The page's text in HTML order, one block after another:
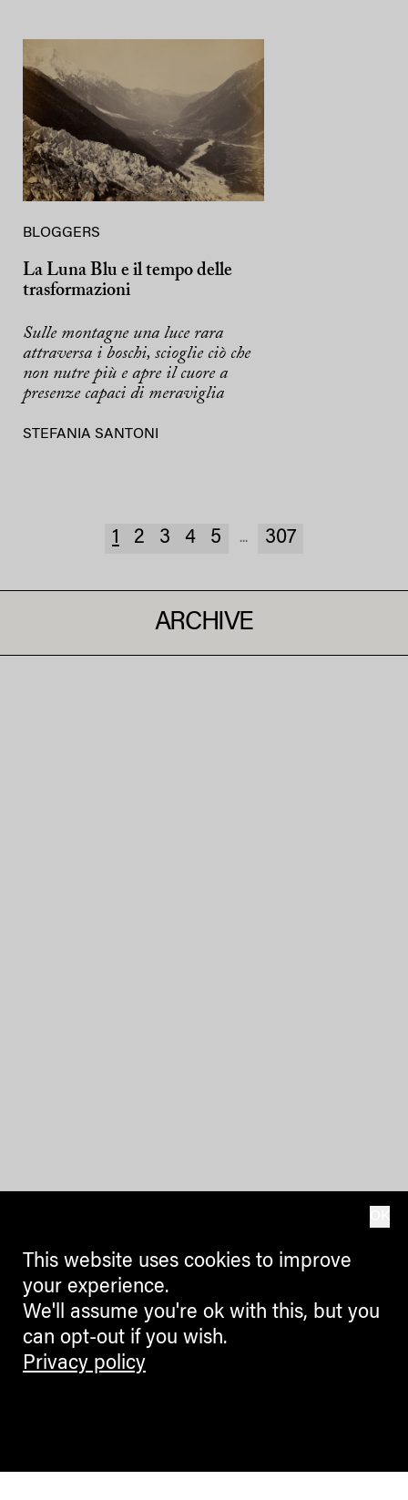
BLOGGERS
La Luna Blu e il tempo delle
trasformazioni
Sulle montagne una luce rara
attraversa i boschi, scioglie ciò che
non nutre più e apre il cuore a
presenze capaci di meraviglia
STEFANIA SANTONI
1 2 3 4 5 ... 307
ARCHIVE
This website uses cookies to improve
your experience.
We'll assume you're ok with this, but you
can opt-out if you wish.
Privacy policy